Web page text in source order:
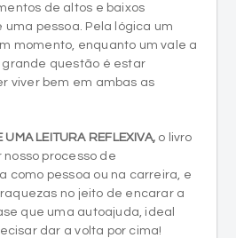
de altos e baixos
pessoa. Pela lógica um
momento, enquanto um vale a
grande questão é estar
viver bem em ambas as
UMA LEITURA REFLEXIVA, o livro
nosso processo de
como pessoa ou na carreira, e
no jeito de encarar a
que uma autoajuda, ideal
dar a volta por cima!